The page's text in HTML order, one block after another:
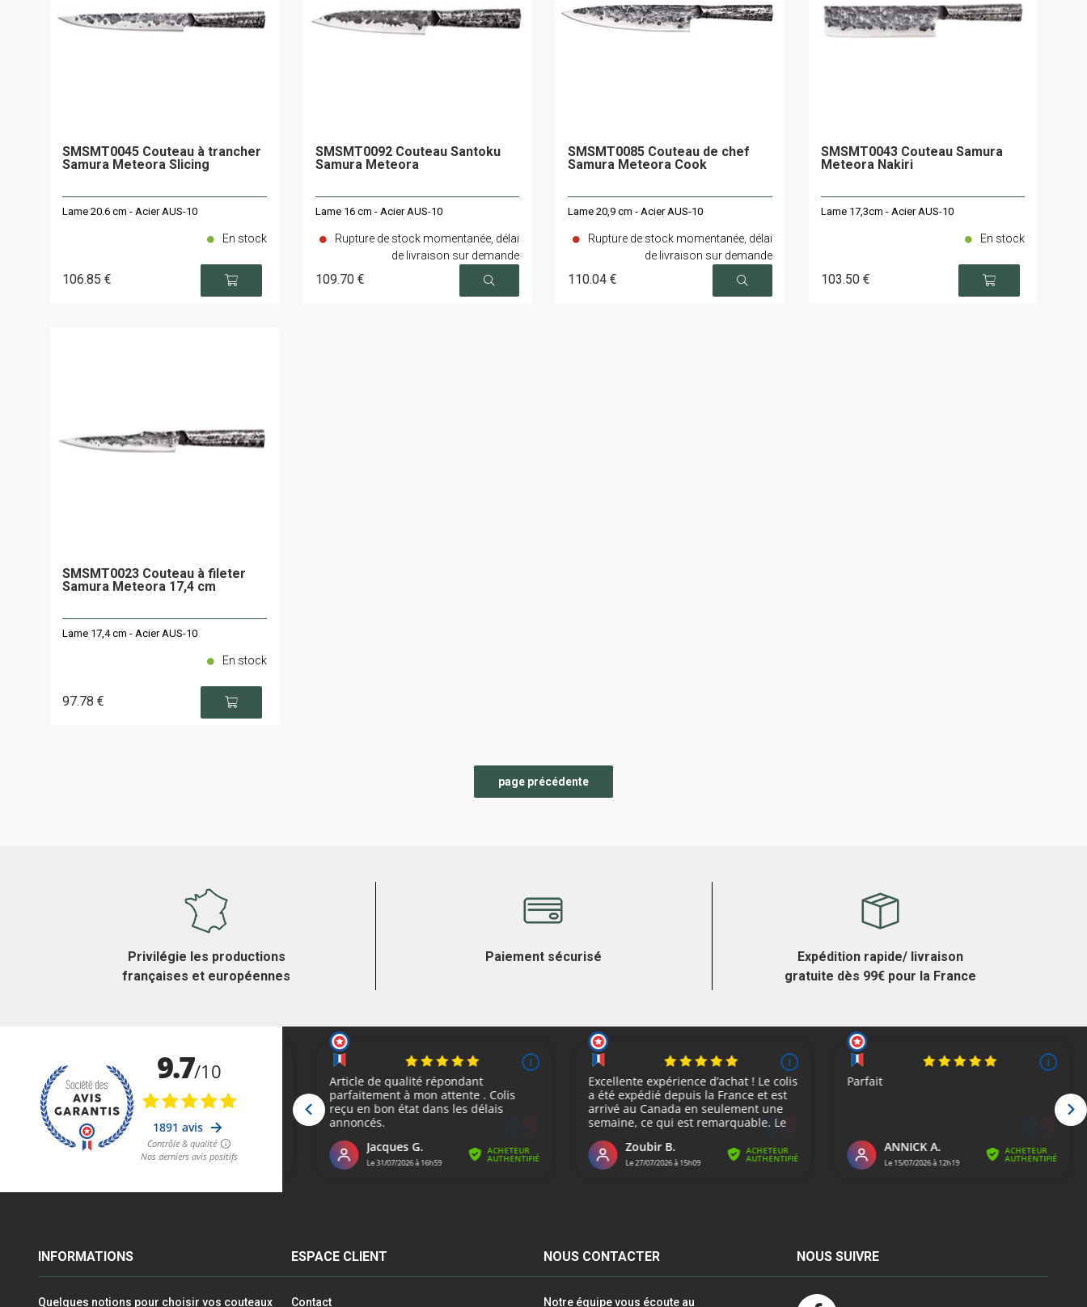
SMSMT0045 Couteau à trancher
Samura Meteora Slicing
Lame 20.6 cm - Acier AUS-10
106.85 €
En stock
SMSMT0092 Couteau Santoku
Samura Meteora
Lame 16 cm - Acier AUS-10
109.70 €
Rupture de stock momentanée, délai
de livraison sur demande
SMSMT0085 Couteau de chef
Samura Meteora Cook
Lame 20,9 cm - Acier AUS-10
110.04 €
Rupture de stock momentanée, délai
de livraison sur demande
SMSMT0043 Couteau Samura
Meteora Nakiri
Lame 17,3cm - Acier AUS-10
103.50 €
En stock
SMSMT0023 Couteau à fileter
Samura Meteora 17,4 cm
Lame 17,4 cm - Acier AUS-10
97.78 €
En stock
Privilégie les productions
françaises et européennes
Paiement sécurisé
Expédition rapide/ livraison
gratuite dès 99€ pour la France
INFORMATIONS
Quelques notions pour choisir vos couteaux
ESPACE CLIENT
Contact
NOUS CONTACTER
Notre équipe vous écoute au
NOUS SUIVRE